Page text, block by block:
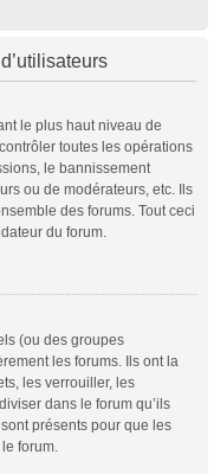
le plus haut niveau de
toutes les opérations
le bannissement
ou de modérateurs, etc. Ils
des forums. Tout ceci
du forum.
(ou des groupes
les forums. Ils ont la
les verrouiller, les
dans le forum qu’ils
présents pour que les
forum.